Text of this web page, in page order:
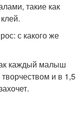
такие как
с какого же
каждый малыш
и в 1,5